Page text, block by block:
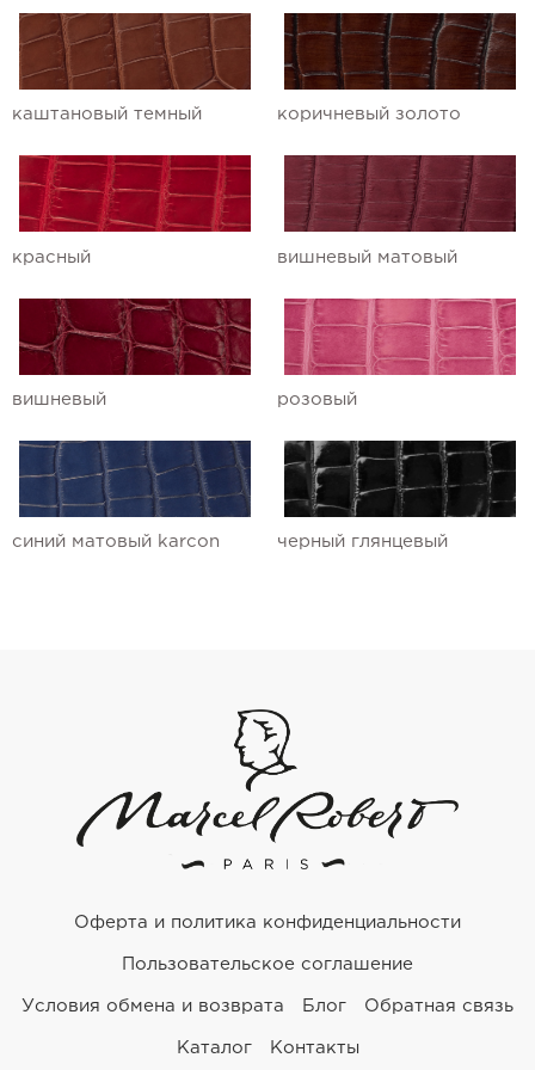
каштановый темный коричневый золото
красный вишневый матовый
вишневый розовый
синий матовый karcon черный глянцевый
Оферта и политика конфиденциальности
Пользовательское соглашение
Условия обмена и возврата Блог Обратная связь
Каталог Контакты
Ремешки для часов Ulysse Nardin
Ремешки для часов Vacheron
Constantin
Ремешки для часов Zenith